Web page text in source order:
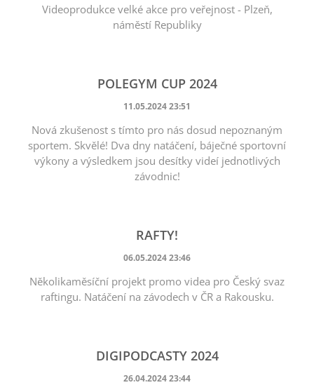
Videoprodukce velké akce pro veřejnost - Plzeň,
náměstí Republiky
POLEGYM CUP 2024
11.05.2024 23:51
Nová zkušenost s tímto pro nás dosud nepoznaným
sportem. Skvělé! Dva dny natáčení, báječné sportovní
výkony a výsledkem jsou desítky videí jednotlivých
závodnic!
RAFTY!
06.05.2024 23:46
Několikaměsíční projekt promo videa pro Český svaz
raftingu. Natáčení na závodech v ČR a Rakousku.
DIGIPODCASTY 2024
26.04.2024 23:44